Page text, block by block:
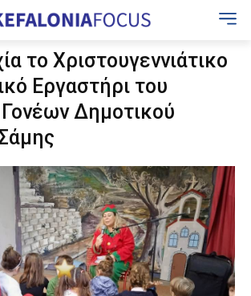
το Χριστουγεννιάτικο
Εργαστήρι του
Δημοτικού